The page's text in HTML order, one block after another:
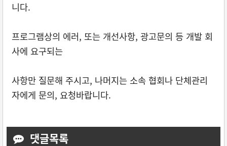
니다.
프로그램상의 에러, 또는 개선사항, 광고문의 등 개발 회
사에 요구되는
사항만 질문해 주시고, 나머지는 소속 협회나 단체관리
자에게 문의, 요청바랍니다.
댓글목록